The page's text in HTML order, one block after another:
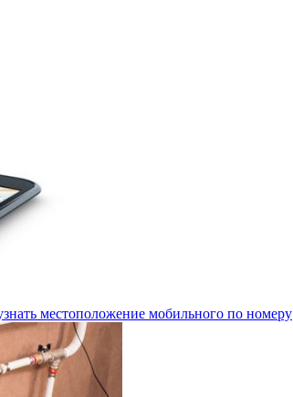
местоположение мобильного по номеру